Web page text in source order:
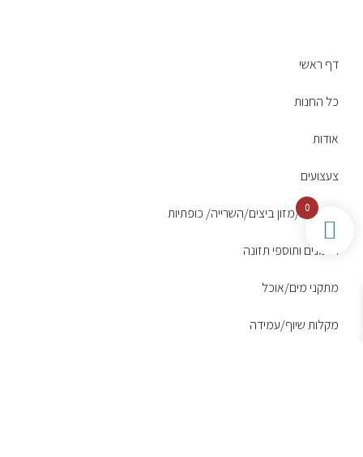
0
דף ראשי
כל החנות
אודות
צעצועים
תערובות/מזון ביצים/השרייה/ כופתיות
ויטמנים ותוספי תזונה
מתקני מים/אוכל
מקלות שיוף/עמידה